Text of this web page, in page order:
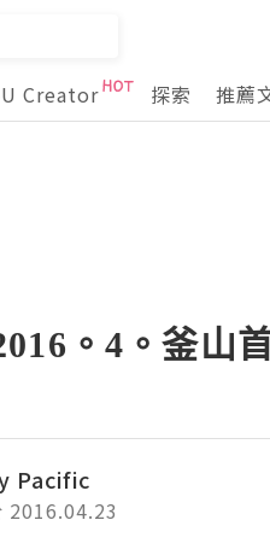
Creator 探索 推薦
。4。釜山
Pacific
2016.04.23